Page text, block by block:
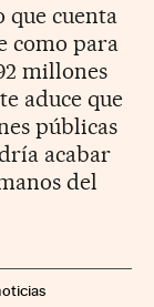
que cuenta
como para
millones
aduce que
públicas
acabar
del